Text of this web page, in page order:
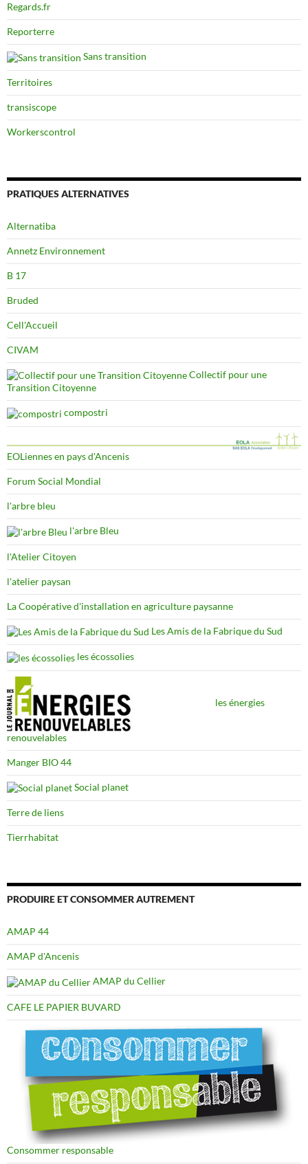
Regards.fr
Reporterre
Sans transition
Territoires
transiscope
Workerscontrol
PRATIQUES ALTERNATIVES
Alternatiba
Annetz Environnement
B 17
Bruded
Cell'Accueil
CIVAM
Collectif pour une
Transition Citoyenne
compostri
EOLiennes en pays d'Ancenis
Forum Social Mondial
l'arbre bleu
l'arbre Bleu
l'Atelier Citoyen
l'atelier paysan
La Coopérative d'installation en agriculture paysanne
Les Amis de la Fabrique du Sud
les écossolies
les énergies
renouvelables
Manger BIO 44
Social planet
Terre de liens
Tierrhabitat
PRODUIRE ET CONSOMMER AUTREMENT
AMAP 44
AMAP d'Ancenis
AMAP du Cellier
CAFE LE PAPIER BUVARD
Consommer responsable